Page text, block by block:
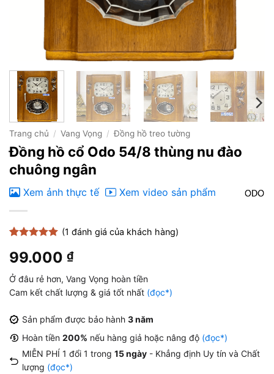
Trang chủ / Vang Vọng / Đồng hồ treo tường
Đồng hồ cổ Odo 54/8 thùng nu đào
chuông ngân
Xem ảnh thực tế Xem video sản phẩm
dựa trên
đánh giá
(1 đánh giá của khách hàng)
99.000 ₫
Ở đâu rẻ hơn, Vang Vọng hoàn tiền
Cam kết chất lượng & giá tốt nhất (đọc*)
Sản phẩm được bảo hành 3 năm
Hoàn tiền 200% nếu hàng giả hoặc nâng độ (đọc*)
MIỄN PHÍ 1 đổi 1 trong 15 ngày - Khẳng định Uy tín và Chất
lượng (đọc*)